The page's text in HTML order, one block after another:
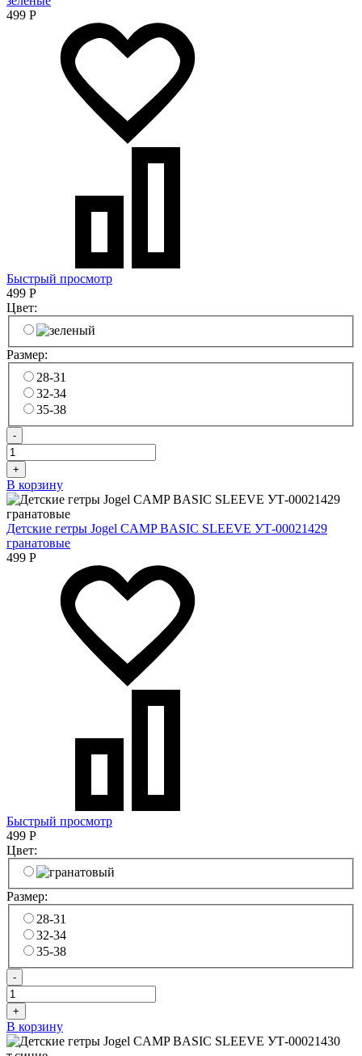
499 Р
Быстрый просмотр
499 Р
Цвет:
Размер:
28-31
32-34
35-38
-
+
В корзину
Детские гетры Jogel CAMP BASIC SLEEVE УТ-00021429
гранатовые
499 Р
Быстрый просмотр
499 Р
Цвет:
Размер:
28-31
32-34
35-38
-
+
В корзину